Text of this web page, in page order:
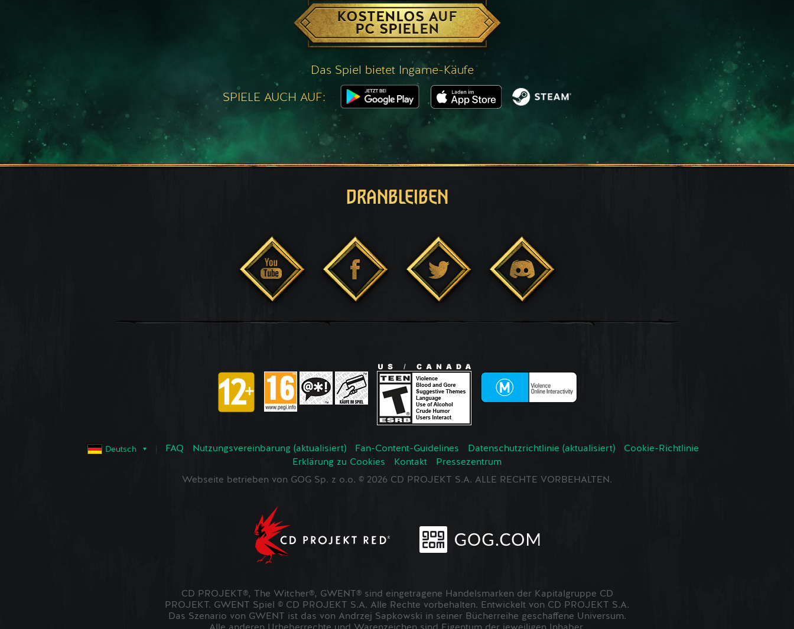
KOSTENLOS AUF
PC SPIELEN
Das Spiel bietet Ingame-Käufe
SPIELE AUCH AUF:
DRANBLEIBEN
Deutsch FAQ Nutzungsvereinbarung (aktualisiert) Fan-Content-Guidelines Datenschutzrichtlinie (aktualisiert)
Cookie-Richtlinie
Erklärung zu Cookies
Kontakt
Pressezentrum
Webseite betrieben von GOG Sp. z o.o. © 2026 CD PROJEKT S.A. ALLE RECHTE VORBEHALTEN.
CD PROJEKT®, The Witcher®, GWENT® sind eingetragene Handelsmarken der Kapitalgruppe CD
PROJEKT. GWENT Spiel © CD PROJEKT S.A. Alle Rechte vorbehalten. Entwickelt von CD PROJEKT S.A.
Das Szenario von GWENT ist das von Andrzej Sapkowski in seiner Bücherreihe geschaffene Universum.